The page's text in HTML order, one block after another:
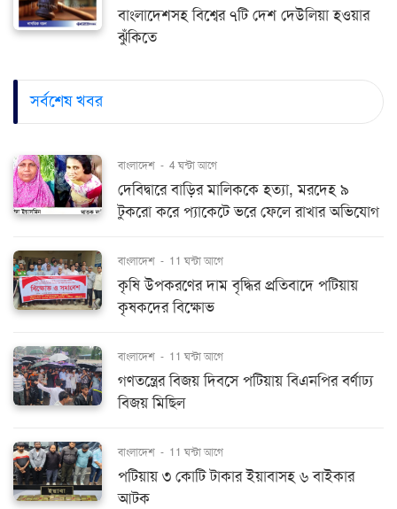
বাংলাদেশসহ বিশ্বের ৭টি দেশ দেউলিয়া হওয়ার
ঝুঁকিতে
সর্বশেষ খবর
বাংলাদেশ - 4 ঘন্টা আগে
দেবিদ্বারে বাড়ির মালিককে হত্যা, মরদেহ ৯
টুকরো করে প্যাকেটে ভরে ফেলে রাখার অভিযোগ
বাংলাদেশ - 11 ঘন্টা আগে
কৃষি উপকরণের দাম বৃদ্ধির প্রতিবাদে পটিয়ায়
কৃষকদের বিক্ষোভ
বাংলাদেশ - 11 ঘন্টা আগে
গণতন্ত্রের বিজয় দিবসে পটিয়ায় বিএনপির বর্ণাঢ্য
বিজয় মিছিল
বাংলাদেশ - 11 ঘন্টা আগে
পটিয়ায় ৩ কোটি টাকার ইয়াবাসহ ৬ বাইকার
আটক